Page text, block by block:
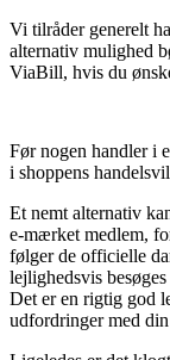
Vi tilråder generelt
alternativ mulighed
ViaBill, hvis du
Før nogen handler i
i shoppens
Et nemt alternativ
e-mærket medlem,
følger de officielle
lejlighedsvis
Det er en rigtig god
udfordringer med